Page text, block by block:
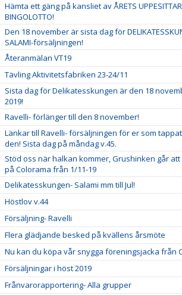
Hämta ett gäng på kansliet av ÅRETS
BINGOLOTTO!
Den 18 november är sista dag för
SALAMI-försäljningen!
Återanmälan VT19
Tävling Aktivitetsfabriken 23-24/11
Sista dag för Delikatesskungen är den 18
2019!
Ravelli- förlänger till den 8 november!
Länkar till Ravelli- försäljningen för er som
den! Sista dag på måndag v.45.
Stöd oss när halkan kommer, Grushinken går
på Colorama från 1/11-19
Delikatesskungen- Salami mm till Jul!
Höstlov v.44
Försäljning- Ravelli
Flera glädjande besked på kvällens årsmöte
Nu kan du köpa vår snygga föreningsjacka från
Försäljningar i höst 2019
Frånvarorapportering- Alla grupper